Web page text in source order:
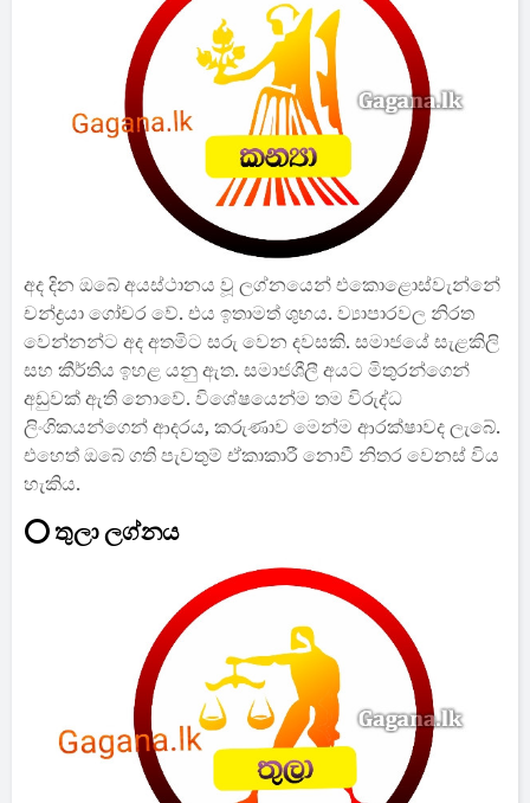
අද දින ඔබේ අයස්ථානය වූ ලග්නයෙන් එකොළොස්වැන්නේ
චන්ද්‍රයා ගෝචර වේ. එය ඉතාමත් ශුභය. ව්‍යාපාරවල නිරත
වෙන්නන්ට අද අතමිට සරු වෙන දවසකි. සමාජයේ සැළකිලි
සහ කීර්තිය ඉහළ යනු ඇත. සමාජශීලී අයට මිතුරන්ගෙන්
අඩුවක් ඇති නොවේ. විශේෂයෙන්ම තම විරුද්ධ
ලිංගිකයන්ගෙන් ආදරය, කරුණාව මෙන්ම ආරක්ෂාවද ලැබේ.
එහෙත් ඔබේ ගති පැවතුම් ඒකාකාරී නොවී නිතර වෙනස් විය
හැකිය.
⭕ තුලා ලග්නය